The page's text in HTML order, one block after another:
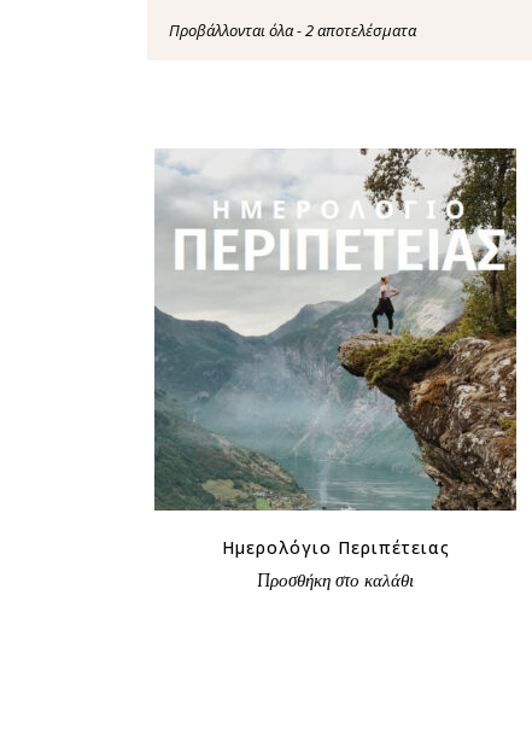
Προβάλλονται όλα - 2 αποτελέσματα
€
Ημερολόγιο Περιπέτειας
Προσθήκη στο καλάθι